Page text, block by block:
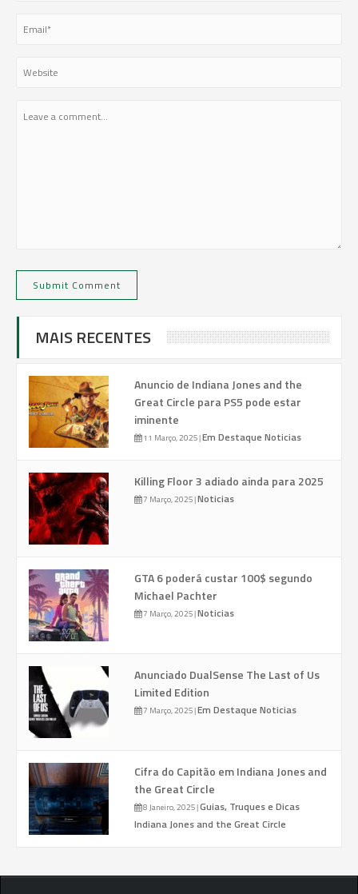
MAIS RECENTES
Anuncio de Indiana Jones and the
Great Circle para PS5 pode estar
iminente
11 Março, 2025|Em Destaque Noticias
Killing Floor 3 adiado ainda para 2025
7 Março, 2025|Noticias
GTA 6 poderá custar 100$ segundo
Michael Pachter
7 Março, 2025|Noticias
Anunciado DualSense The Last of Us
Limited Edition
7 Março, 2025|Em Destaque Noticias
Cifra do Capitão em Indiana Jones and
the Great Circle
8 Janeiro, 2025|Guias, Truques e Dicas
Indiana Jones and the Great Circle